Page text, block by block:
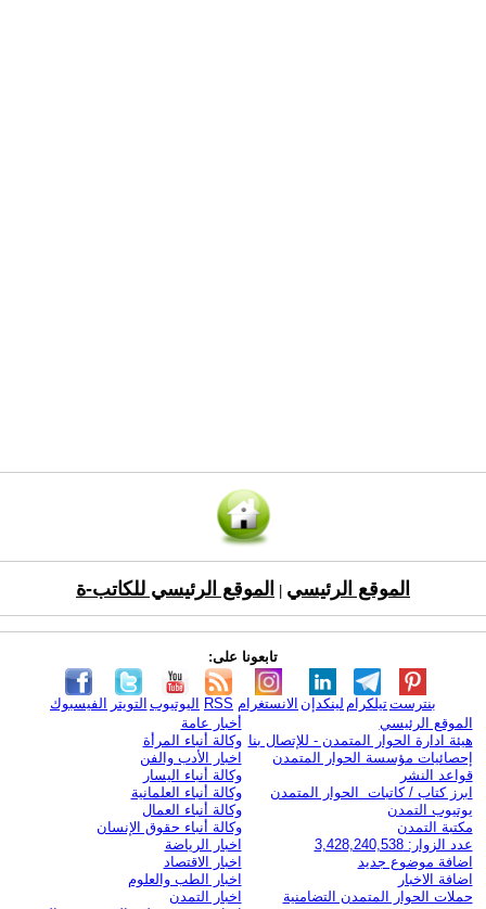
الموقع الرئيسي الموقع الرئيسي للكاتب-ة
تابعونا على:
الفيسبوك التويتر اليوتيوب RSS الانستغرام لينكدإن تيلكرامبنترست
الموقع الرئيسي
هيئة ادارة الحوار المتمدن - للإتصال بنا
إحصائيات مؤسسة الحوار المتمدن
قواعد النشر
ابرز كتاب / كاتبات الحوار المتمدن
يوتيوب التمدن
مكتبة التمدن
عدد الزوار: 3,428,240,538
اضافة موضوع جديد
اضافة الاخبار
حملات الحوار المتمدن التضامنية
أخبار عامة
وكالة أنباء المرأة
اخبار الأدب والفن
وكالة أنباء اليسار
وكالة أنباء العلمانية
وكالة أنباء العمال
وكالة أنباء حقوق الإنسان
اخبار الرياضة
اخبار الاقتصاد
اخبار الطب والعلوم
اخبار التمدن